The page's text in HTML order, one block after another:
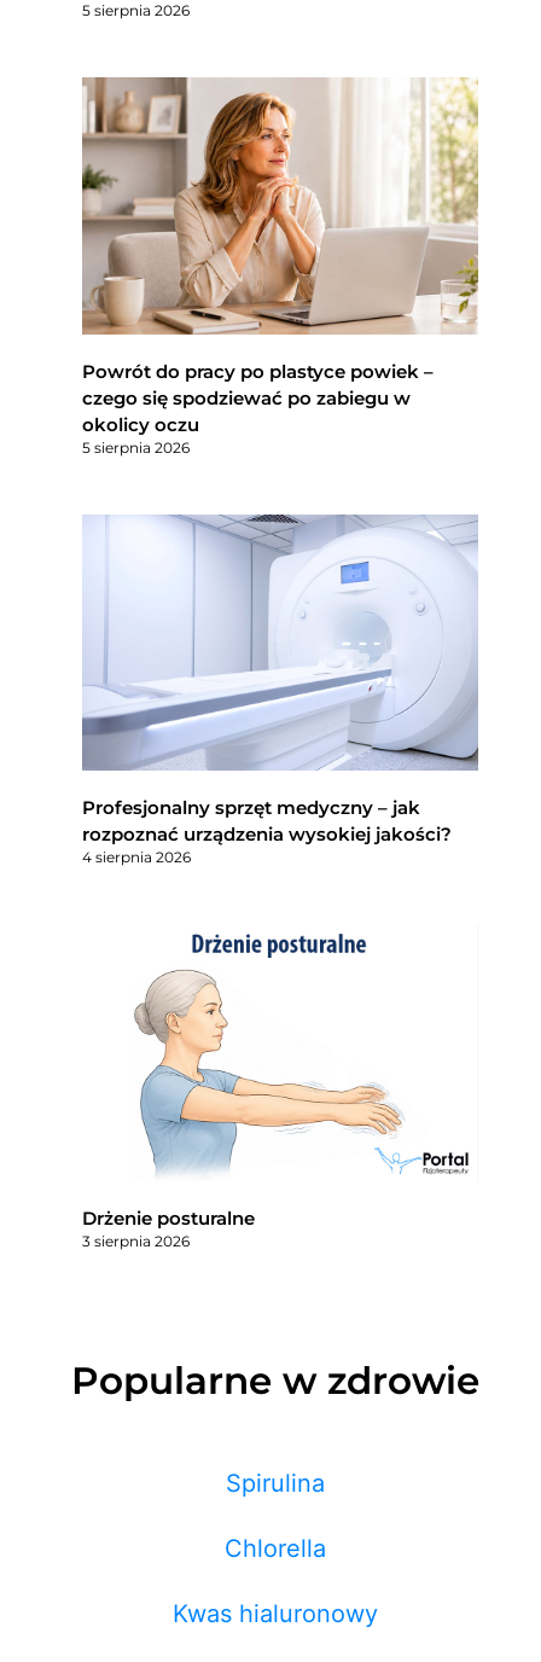
5 sierpnia 2026
Powrót do pracy po plastyce powiek –
czego się spodziewać po zabiegu w
okolicy oczu
5 sierpnia 2026
Profesjonalny sprzęt medyczny – jak
rozpoznać urządzenia wysokiej jakości?
4 sierpnia 2026
Drżenie posturalne
3 sierpnia 2026
Popularne w zdrowie
Spirulina
Chlorella
Kwas hialuronowy